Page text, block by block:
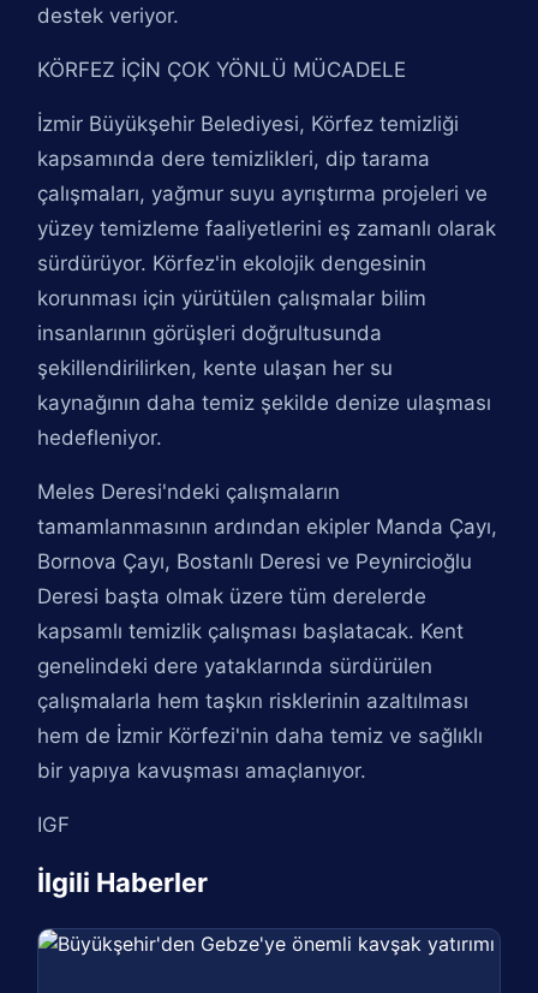
destek veriyor.
KÖRFEZ İÇİN ÇOK YÖNLÜ MÜCADELE
İzmir Büyükşehir Belediyesi, Körfez temizliği
kapsamında dere temizlikleri, dip tarama
çalışmaları, yağmur suyu ayrıştırma projeleri ve
yüzey temizleme faaliyetlerini eş zamanlı olarak
sürdürüyor. Körfez'in ekolojik dengesinin
korunması için yürütülen çalışmalar bilim
insanlarının görüşleri doğrultusunda
şekillendirilirken, kente ulaşan her su
kaynağının daha temiz şekilde denize ulaşması
hedefleniyor.
Meles Deresi'ndeki çalışmaların
tamamlanmasının ardından ekipler Manda Çayı,
Bornova Çayı, Bostanlı Deresi ve Peynircioğlu
Deresi başta olmak üzere tüm derelerde
kapsamlı temizlik çalışması başlatacak. Kent
genelindeki dere yataklarında sürdürülen
çalışmalarla hem taşkın risklerinin azaltılması
hem de İzmir Körfezi'nin daha temiz ve sağlıklı
bir yapıya kavuşması amaçlanıyor.
IGF
İlgili Haberler